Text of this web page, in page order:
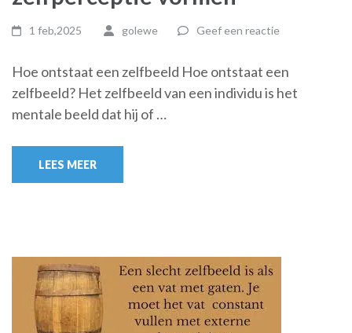
1 feb,2025 golewe Geef een reactie
Hoe ontstaat een zelfbeeld Hoe ontstaat een
zelfbeeld? Het zelfbeeld van een individu is het
mentale beeld dat hij of …
LEES MEER